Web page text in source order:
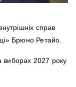
справ
Брюно Ретайо.
виборах 2027 року